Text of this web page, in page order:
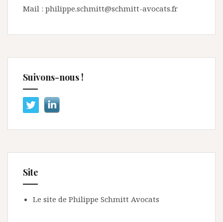
Mail : philippe.schmitt@schmitt-avocats.fr
Suivons-nous !
Site
Le site de Philippe Schmitt Avocats